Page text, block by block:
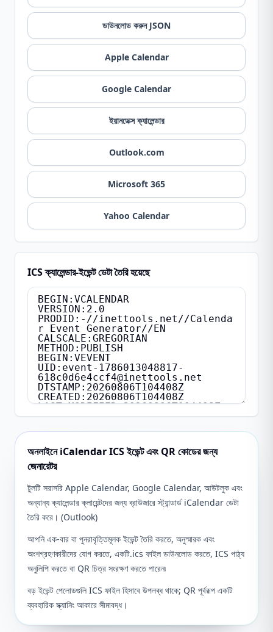
ডাউনলোড করুন JSON
Apple Calendar
Google Calendar
ইয়ানডেক্স ক্যালেন্ডার
Outlook.com
Microsoft 365
Yahoo Calendar
ICS ক্যালেন্ডার-ইভেন্ট ডেটা তৈরি হয়েছে
অনলাইনে iCalendar ICS ইভেন্ট এবং QR কোডের জন্য
জেনারেটর
টুলটি সরাসরি Apple Calendar, Google Calendar, আউটলুক এবং
অন্যান্য ক্যালেন্ডার ক্লায়েন্টদের জন্য ব্রাউজারে স্ট্যান্ডার্ড iCalendar ডেটা
তৈরি করে। (Outlook)
আপনি এক-বার বা পুনরাবৃত্তিমূলক ইভেন্ট তৈরি করতে, অনুস্মারক এবং
অংশগ্রহণকারীদের যোগ করতে, একটি.ics ফাইল ডাউনলোড করতে, ICS পাঠ্য
অনুলিপি করতে বা QR চিত্র সংরক্ষণ করতে পারেন৷
বড় ইভেন্ট পেলোডগুলি ICS ফাইল হিসাবে উপলব্ধ থাকে; QR পূর্বরূপ একটি
ব্যবহারিক স্ক্যানিং আকারে সীমাবদ্ধ।